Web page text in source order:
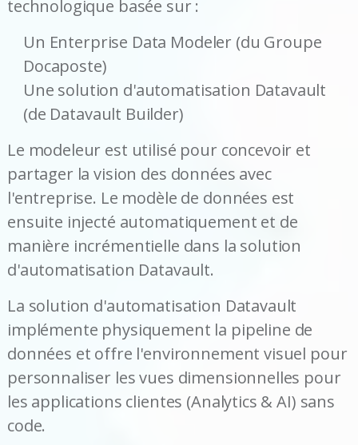
technologique basée sur :
Un Enterprise Data Modeler (du Groupe
Docaposte)
Une solution d'automatisation Datavault
(de Datavault Builder)
Le modeleur est utilisé pour concevoir et
partager la vision des données avec
l'entreprise. Le modèle de données est
ensuite injecté automatiquement et de
manière incrémentielle dans la solution
d'automatisation Datavault.
La solution d'automatisation Datavault
implémente physiquement la pipeline de
données et offre l'environnement visuel pour
personnaliser les vues dimensionnelles pour
les applications clientes (Analytics & AI) sans
code.